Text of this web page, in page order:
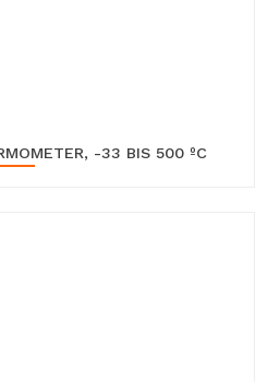
-33 BIS 500 ºC